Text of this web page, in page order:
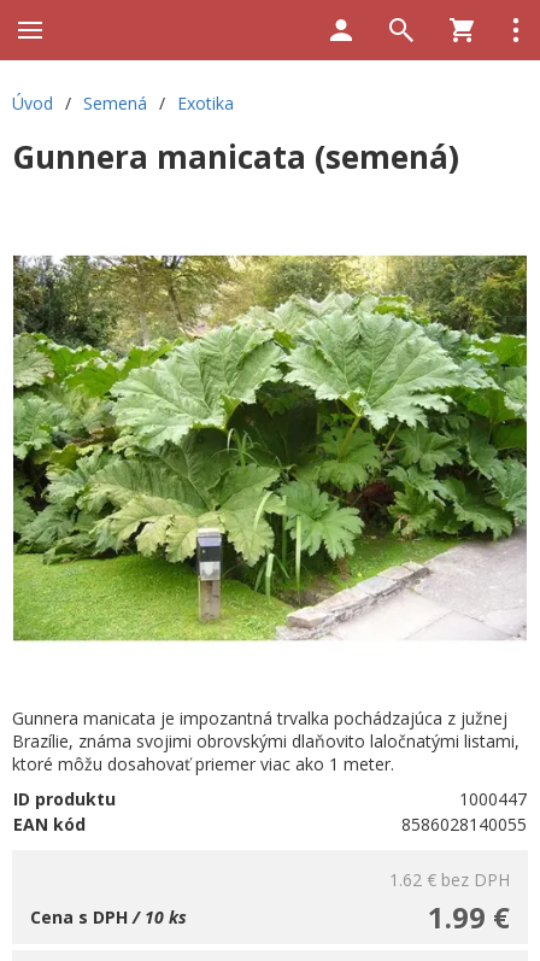
Úvod / Semená / Exotika
Gunnera manicata (semená)
Gunnera manicata je impozantná trvalka pochádzajúca z južnej
Brazílie, známa svojimi obrovskými dlaňovito laločnatými listami,
ktoré môžu dosahovať priemer viac ako 1 meter.
ID produktu
1000447
EAN kód
8586028140055
1.62 € bez DPH
1.99 €
Cena s DPH/ 10 ks